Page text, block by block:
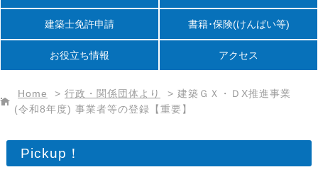
建築士免許申請 書籍･保険(けんばい等)
お役立ち情報 アクセス
Home > 行政・関係団体より > 建築ＧＸ・ＤX推進事業
(令和8年度) 事業者等の登録【重要】
Pickup！